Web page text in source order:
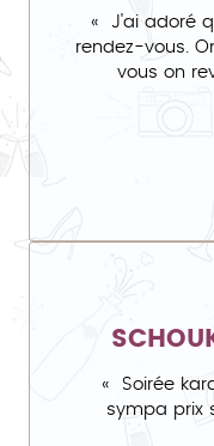
J'ai adoré
rendez-vous.
vous on
Soirée
sympa prix